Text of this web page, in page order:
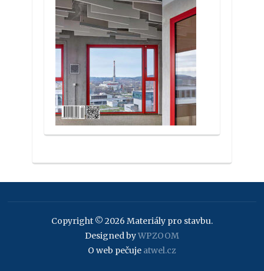
Copyright © 2026 Materiály pro stavbu.
Designed byWPZOOM
O web pečuje atwel.cz